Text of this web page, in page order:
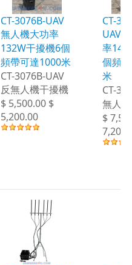
CT-3076B-UAV
無人機大功率
132W干擾機6個
頻帶可達1000米
CT-3076B-UAV
反無人機干擾機
$ 5,500.00 $
5,200.00
CT-
UAV
率
個頻
米
CT-
無人
$